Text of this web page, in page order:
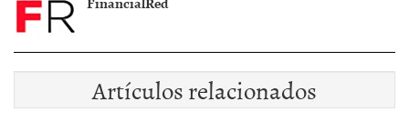
Artículos relacionados